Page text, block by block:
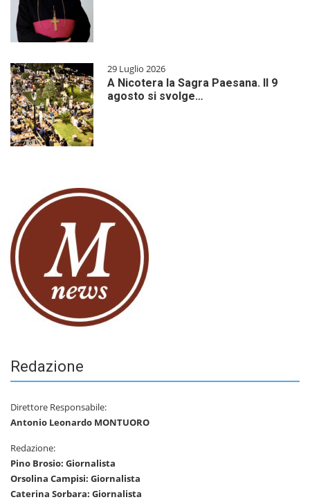
29 Luglio 2026
A Nicotera la Sagra Paesana. Il 9
agosto si svolge…
Redazione
Direttore Responsabile:
Antonio Leonardo MONTUORO
Redazione:
Pino Brosio: Giornalista
Orsolina Campisi: Giornalista
Caterina Sorbara: Giornalista